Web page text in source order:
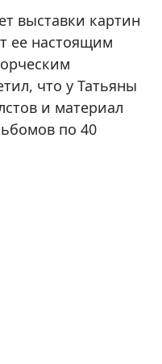
выставки картин
ее настоящим
что у Татьяны
и материал
по 40